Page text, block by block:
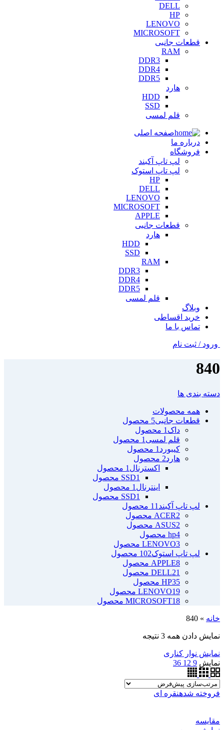
DELL
HP
LENOVO
MICROSOFT
قطعات جانبی
RAM
DDR3
DDR4
DDR5
هارد
HDD
SSD
قلم لمسی
صفحه اصلی
درباره ما
فروشگاه
لپ تاپ آکبند
لپ تاپ استوک
HP
DELL
LENOVO
MICROSOFT
APPLE
قطعات جانبی
هارد
HDD
SSD
RAM
DDR3
DDR4
DDR5
قلم لمسی
وبلاگ
خرید اقساطی
تماس با ما
ورود / ثبت نام
840
دسته بندی ها
همه محصولات
قطعات جانبی5 محصول
داک 1 محصول
قلم لمسی 1 محصول
کیبورد 1 محصول
هارد2 محصول
اکسترنال 1 محصول
SSD1 محصول
اینترنال 1 محصول
SSD1 محصول
لپ تاپ آکبند 11 محصول
ACER2 محصول
ASUS2 محصول
hp4 محصول
LENOVO3 محصول
لپ تاپ استوک102 محصول
APPLE8 محصول
DELL21 محصول
HP35 محصول
LENOVO19 محصول
MICROSOFT18 محصول
خانه »
840
نمایش دادن همه 3 نتیجه
نمایش نوار کناری
نمایش 9
12
36
فروخته شدهنقره ای
مقايسه